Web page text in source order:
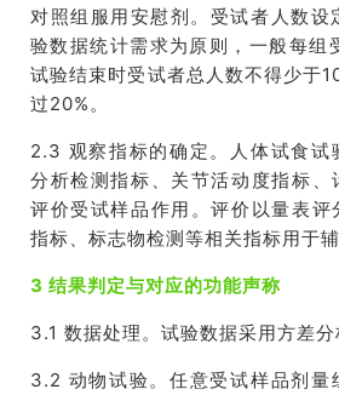
对照组服用安慰剂。受试者人数设
验数据统计需求为原则，一般每组
试验结束时受试者总人数不得少于
过20% 。
2.3 观察指标的确定。人体试食试
分析检测指标、关节活动度指标、
评价受试样品作用。评价以量表评
指标、标志物检测等相关指标用于辅
3 结果判定与对应的功能声称
3.1 数据处理。试验数据采用方差分
3.2 动物试验。任意受试样品剂量